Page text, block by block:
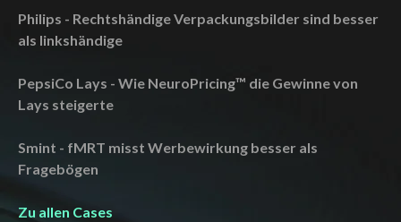
Philips - Rechtshändige Verpackungsbilder sind besser
als linkshändige
PepsiCo Lays - Wie NeuroPricing™ die Gewinne von
Lays steigerte
Smint - fMRT misst Werbewirkung besser als
Fragebögen
Zu allen Cases